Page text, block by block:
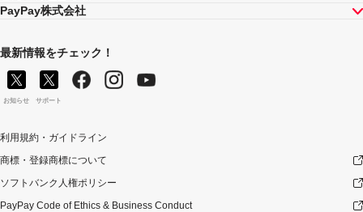
PayPay株式会社
最新情報をチェック！
お知らせ サポート
利用規約・ガイドライン
商標・登録商標について
ソフトバンク人権ポリシー
PayPay Code of Ethics & Business Conduct